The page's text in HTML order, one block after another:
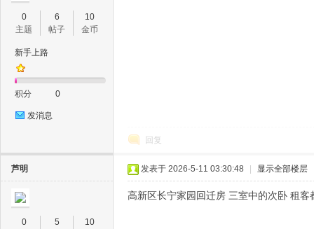
0
主题
6
帖子
10
金币
新手上路
积分 0
发消息
回复
芦明
0
5
10
发表于 2026-5-11 03:30:48 显示全部楼层
高新区长宁家园回迁房 三室中的次卧 租客